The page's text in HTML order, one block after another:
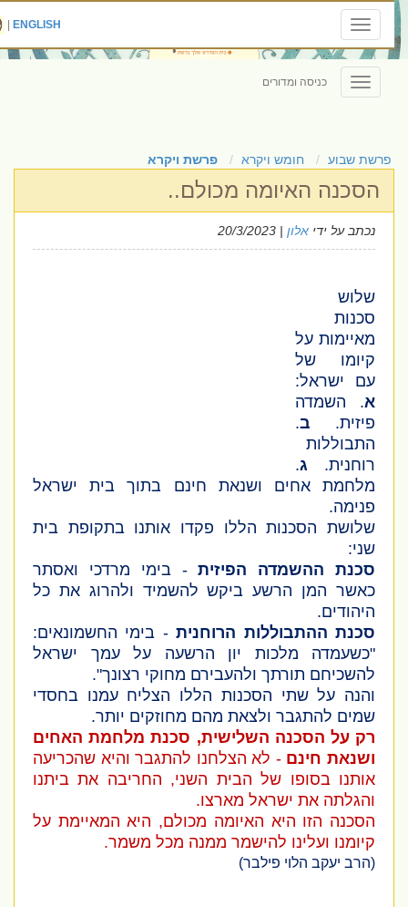
Toggle
navigation
ENGLISH
|
Toggle
navigation
כניסה ומדורים
פרשת שבוע חומש ויקרא פרשת ויקרא
הסכנה האיומה מכולם..
נכתב על ידיאלון| 20/3/2023
שלוש
סכנות
מאיימות על
קיומו של
עם ישראל:
. השמדה
פיזית.
.
התבוללות
רוחנית.
מלחמת אחים ושנאת חינם בתוך בית ישראל
פנימה.
שלושת הסכנות הללו פקדו אותנו בתקופת בית
שני:
סכנת ההשמדה הפיזית- בימי מרדכי ואסתר
כאשר המן הרשע ביקש להשמיד ולהרוג את כל
היהודים.
סכנת ההתבוללות הרוחנית- בימי החשמונאים:
"כשעמדה מלכות יון הרשעה על עמך ישראל
להשכיחם תורתך ולהעבירם מחוקי רצונך".
והנה על שתי הסכנות הללו הצליח עמנו בחסדי
שמים להתגבר ולצאת מהם מחוזקים יותר.
רק על הסכנה השלישית, סכנת מלחמת האחים
ושנאת חינם- לא הצלחנו להתגבר והיא שהכריעה
אותנו בסופו של הבית השני, החריבה את ביתנו
והגלתה את ישראל מארצו.
הסכנה הזו היא האיומה מכולם, היא המאיימת על
קיומנו ועלינו להישמר ממנה מכל משמר.
(הרב יעקב הלוי פילבר)